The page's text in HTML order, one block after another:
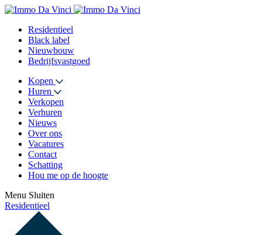
Residentieel
Black label
Nieuwbouw
Bedrijfsvastgoed
Kopen
Huren
Verkopen
Verhuren
Nieuws
Over ons
Vacatures
Contact
Schatting
Hou me op de hoogte
Menu Sluiten
Residentieel